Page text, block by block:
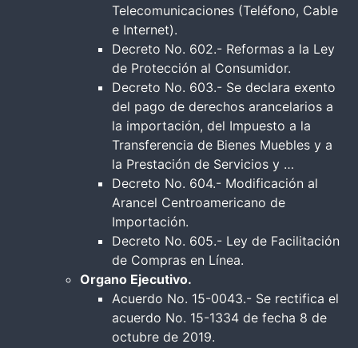
Telecomunicaciones (Teléfono, Cable
e Internet).
Decreto No. 602.- Reformas a la Ley
de Protección al Consumidor.
Decreto No. 603.- Se declara exento
del pago de derechos arancelarios a
la importación, del Impuesto a la
Transferencia de Bienes Muebles y a
la Prestación de Servicios y …
Decreto No. 604.- Modificación al
Arancel Centroamericano de
Importación.
Decreto No. 605.- Ley de Facilitación
de Compras en Línea.
Organo Ejecutivo.
Acuerdo No. 15-0043.- Se rectifica el
acuerdo No. 15-1334 de fecha 8 de
octubre de 2019.